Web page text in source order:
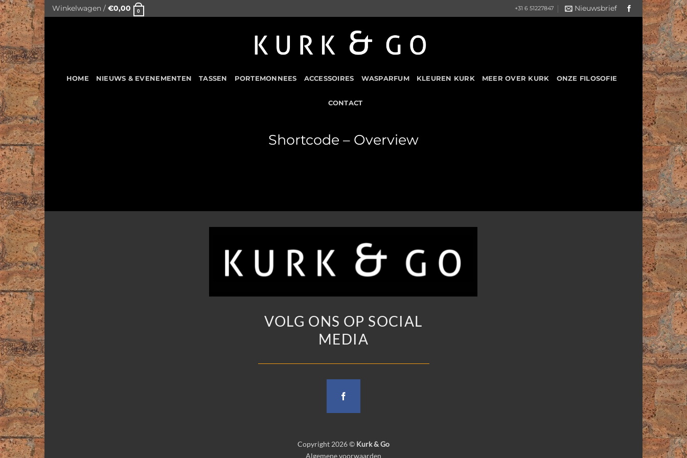
Skip
to
content
Winkelwagen / €0,00 0 +31 6 51227847 Nieuwsbrief
HOME NIEUWS & EVENEMENTEN TASSEN PORTEMONNEES ACCESSOIRES WASPARFUM KLEUREN KURK MEER OVER KURK ONZE FILOSOFIE
CONTACT
Shortcode – Overview
VOLG ONS OP SOCIAL
MEDIA
Copyright 2026 © Kurk & Go
Algemene voorwaarden